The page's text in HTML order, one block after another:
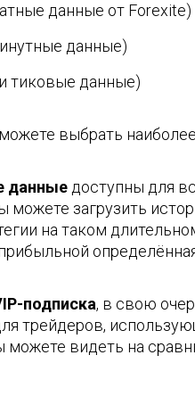
данные от Forexite)
данные)
тиковые данные)
выбрать
данные доступны для
загрузить
на таком
подписка, в свою
трейдеров,
видеть на